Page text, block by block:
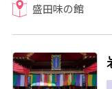
盛田味の館